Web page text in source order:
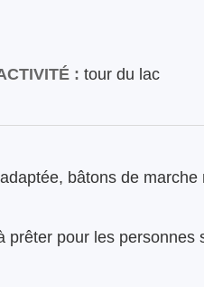
: tour du lac
bâtons de marche
prêter pour les personnes